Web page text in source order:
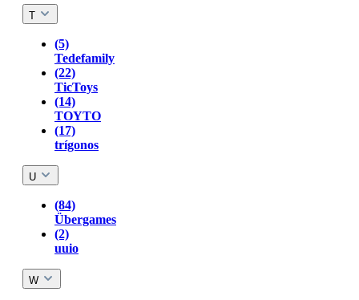
T
(5)
Tedefamily
(22)
TicToys
(14)
TOYTO
(17)
trígonos
U
(84)
Übergames
(2)
uuio
W